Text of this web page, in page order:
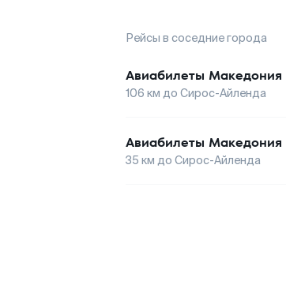
Рейсы в соседние города
Авиабилеты Македония
106 км до Сирос-Айленда
Авиабилеты Македония
35 км до Сирос-Айленда